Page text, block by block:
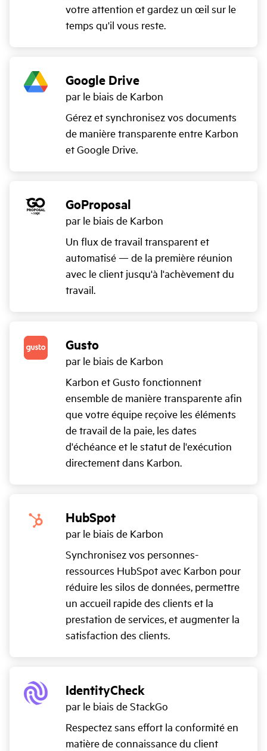
votre attention et gardez un œil sur le
temps qu'il vous reste.
Google Drive
par le biais de Karbon
Gérez et synchronisez vos documents
de manière transparente entre Karbon
et Google Drive.
GoProposal
par le biais de Karbon
Un flux de travail transparent et
automatisé — de la première réunion
avec le client jusqu'à l'achèvement du
travail.
Gusto
par le biais de Karbon
Karbon et Gusto fonctionnent
ensemble de manière transparente afin
que votre équipe reçoive les éléments
de travail de la paie, les dates
d'échéance et le statut de l'exécution
directement dans Karbon.
HubSpot
par le biais de Karbon
Synchronisez vos personnes-
ressources HubSpot avec Karbon pour
réduire les silos de données, permettre
un accueil rapide des clients et la
prestation de services, et augmenter la
satisfaction des clients.
IdentityCheck
par le biais de StackGo
Respectez sans effort la conformité en
matière de connaissance du client